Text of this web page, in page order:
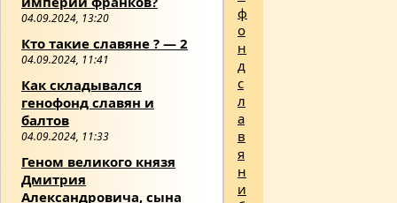
04.09.2024, 13:20
Кто такие славяне ? — 2
04.09.2024, 11:41
Как складывался
генофонд славян и
балтов
04.09.2024, 11:33
Геном великого князя
Дмитрия
Александровича, сына
ф
о
н
д
с
л
а
в
я
н
и